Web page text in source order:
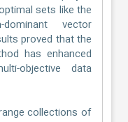
sets like the
vector
proved that the
has enhanced
objective data
collections of